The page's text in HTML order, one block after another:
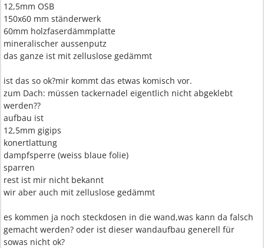
12,5mm OSB
150x60 mm ständerwerk
60mm holzfaserdämmplatte
mineralischer aussenputz
das ganze ist mit zelluslose gedämmt
ist das so ok?mir kommt das etwas komisch vor.
zum Dach: müssen tackernadel eigentlich nicht abgeklebt
werden??
aufbau ist
12,5mm gigips
konertlattung
dampfsperre (weiss blaue folie)
sparren
rest ist mir nicht bekannt
wir aber auch mit zelluslose gedämmt
es kommen ja noch steckdosen in die wand,was kann da falsch
gemacht werden? oder ist dieser wandaufbau generell für
sowas nicht ok?